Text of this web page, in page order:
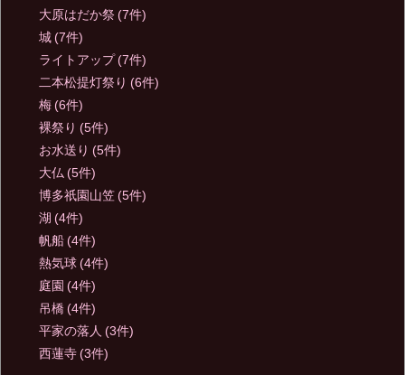
大原はだか祭 (7件)
城 (7件)
ライトアップ (7件)
二本松提灯祭り (6件)
梅 (6件)
裸祭り (5件)
お水送り (5件)
大仏 (5件)
博多祇園山笠 (5件)
湖 (4件)
帆船 (4件)
熱気球 (4件)
庭園 (4件)
吊橋 (4件)
平家の落人 (3件)
西蓮寺 (3件)